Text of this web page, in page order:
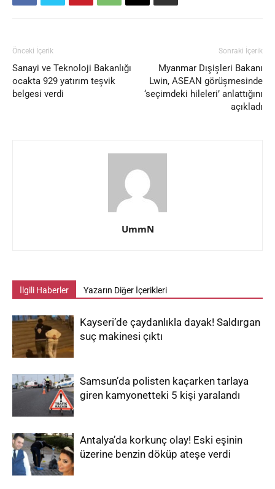
Önceki İçerik
Sanayi ve Teknoloji Bakanlığı
ocakta 929 yatırım teşvik
belgesi verdi
Sonraki İçerik
Myanmar Dışişleri Bakanı
Lwin, ASEAN görüşmesinde
‘seçimdeki hileleri’ anlattığını
açıkladı
UmmN
İlgili Haberler Yazarın Diğer İçerikleri
Kayseri’de çaydanlıkla dayak! Saldırgan
suç makinesi çıktı
Samsun’da polisten kaçarken tarlaya
giren kamyonetteki 5 kişi yaralandı
Antalya’da korkunç olay! Eski eşinin
üzerine benzin döküp ateşe verdi